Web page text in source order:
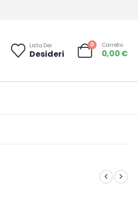
Lista Dei
Desideri
0 Carrello
0,00€